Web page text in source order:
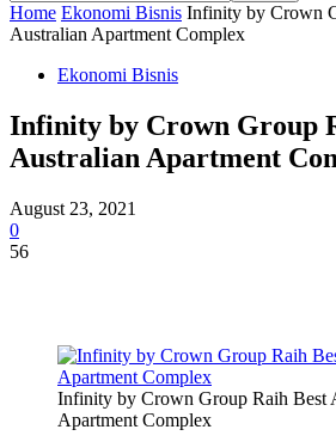
Home Ekonomi Bisnis Infinity by Crown
Australian Apartment Complex
Ekonomi Bisnis
Infinity by Crown Group
Australian Apartment
August 23, 2021
0
56
Infinity by Crown Group Raih Best
Apartment Complex